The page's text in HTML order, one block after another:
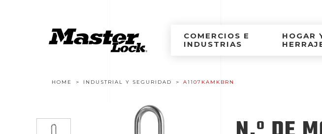
Ir al contenido
COMERCIOS E
INDUSTRIAS
HOGAR
HOME INDUSTRIAL Y SEGURIDAD A1107KAMKBRN